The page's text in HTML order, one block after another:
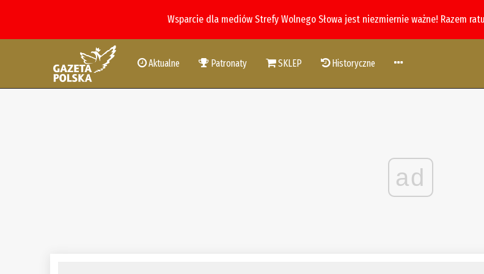
Wsparcie dla mediów Strefy Wolnego Słowa jest niezmiernie ważne! Razem
Aktualne Patronaty SKLEP Historyczne
ad